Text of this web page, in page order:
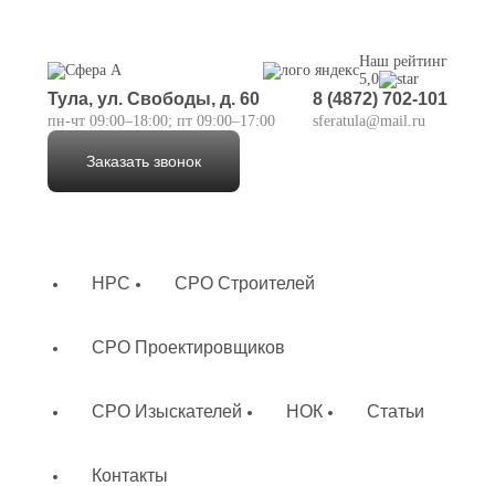
Наш рейтинг
5,0
Тула, ул. Свободы, д. 60
пн-чт 09:00–18:00; пт 09:00–17:00
8 (4872) 702-101
sferatula@mail.ru
Заказать звонок
НРС СРО Строителей
СРО Проектировщиков
СРО Изыскателей НОК Статьи
Контакты